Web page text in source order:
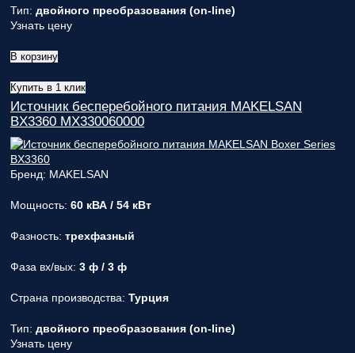
Тип: двойного преобразования (on-line)
Узнать цену
В корзину
Купить в 1 клик
Источник бесперебойного питания MAKELSAN
BX3360 MX330060000
Бренд: MAKELSAN
Мощность: 60 кВА / 54 кВт
Фазность: трехфазный
Фаза вх/вых: 3 ф / 3 ф
Страна производства: Турция
Тип: двойного преобразования (on-line)
Узнать цену